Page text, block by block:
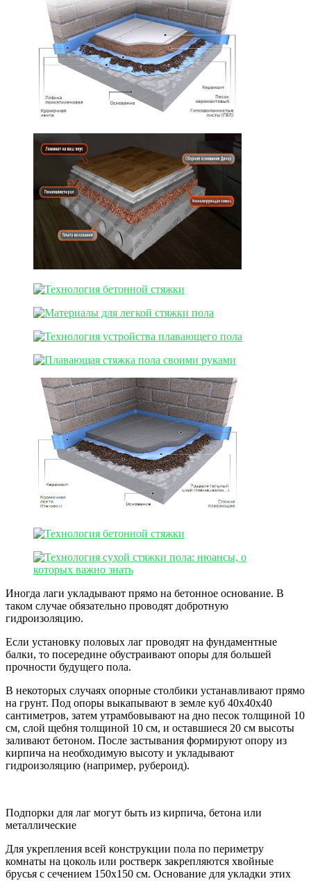
Иногда лаги укладывают прямо на бетонное основание. В
таком случае обязательно проводят добротную
гидроизоляцию.
Если установку половых лаг проводят на фундаментные
балки, то посередине обустраивают опоры для большей
прочности будущего пола.
В некоторых случаях опорные столбики устанавливают прямо
на грунт. Под опоры выкапывают в земле куб 40х40х40
сантиметров, затем утрамбовывают на дно песок толщиной 10
см, слой щебня толщиной 10 см, и оставшиеся 20 см высоты
заливают бетоном. После застывания формируют опору из
кирпича на необходимую высоту и укладывают
гидроизоляцию (например, рубероид).
Подпорки для лаг могут быть из кирпича, бетона или
металлические
Для укрепления всей конструкции пола по периметру
комнаты на цоколь или ростверк закрепляются хвойные
брусья с сечением 150х150 см. Основание для укладки этих